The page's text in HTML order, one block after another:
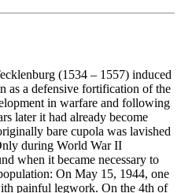
(1534 – 1557) induced
as a defensive fortification of the
in warfare and following
later it had already become
bare cupola was lavished
during World War II
when it became necessary to
On May 15, 1944, one
painful legwork. On the 4th of